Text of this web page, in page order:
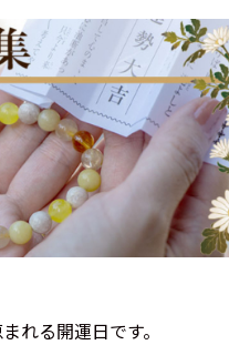
れる開運日です。